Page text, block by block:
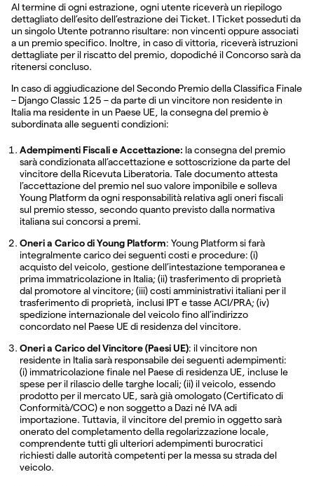
Al termine di ogni estrazione, ogni utente riceverà un riepilogo
dettagliato dell’esito dell’estrazione dei Ticket. I Ticket posseduti da
un singolo Utente potranno risultare: non vincenti oppure associati
a un premio specifico. Inoltre, in caso di vittoria, riceverà istruzioni
dettagliate per il riscatto del premio, dopodiché il Concorso sarà da
ritenersi concluso.
In caso di aggiudicazione del Secondo Premio della Classifica Finale
– Django Classic 125 – da parte di un vincitore non residente in
Italia ma residente in un Paese UE, la consegna del premio è
subordinata alle seguenti condizioni:
Adempimenti Fiscali e Accettazione: la consegna del premio
sarà condizionata all’accettazione e sottoscrizione da parte del
vincitore della Ricevuta Liberatoria. Tale documento attesta
l’accettazione del premio nel suo valore imponibile e solleva
Young Platform da ogni responsabilità relativa agli oneri fiscali
sul premio stesso, secondo quanto previsto dalla normativa
italiana sui concorsi a premi.
Oneri a Carico di Young Platform: Young Platform si farà
integralmente carico dei seguenti costi e procedure: (i)
acquisto del veicolo, gestione dell’intestazione temporanea e
prima immatricolazione in Italia; (ii) trasferimento di proprietà
dal promotore al vincitore; (iii) costi amministrativi italiani per il
trasferimento di proprietà, inclusi IPT e tasse ACI/PRA; (iv)
spedizione internazionale del veicolo fino all’indirizzo
concordato nel Paese UE di residenza del vincitore.
Oneri a Carico del Vincitore (Paesi UE): il vincitore non
residente in Italia sarà responsabile dei seguenti adempimenti:
(i) immatricolazione finale nel Paese di residenza UE, incluse le
spese per il rilascio delle targhe locali; (ii) il veicolo, essendo
prodotto per il mercato UE, sarà già omologato (Certificato di
Conformità/COC) e non soggetto a Dazi né IVA adi
importazione. Tuttavia, il vincitore del premio in oggetto sarà
onerato del completamento della regolarizzazione locale,
comprendente tutti gli ulteriori adempimenti burocratici
richiesti dalle autorità competenti per la messa su strada del
veicolo.